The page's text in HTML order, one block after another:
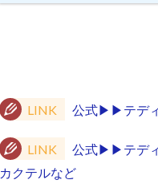
LINK 公式▶︎▶︎テデ
LINK
公式▶︎▶︎テディ
カクテルなど